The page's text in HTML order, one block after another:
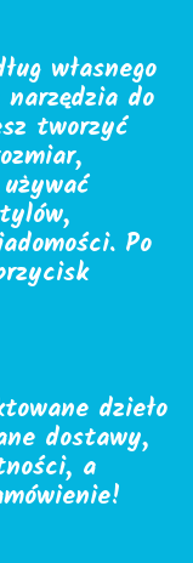
własnego
do
tworzyć
Po
dzieło
dostawy,
a